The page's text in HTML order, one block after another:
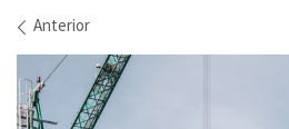
Navegación de
Anterior